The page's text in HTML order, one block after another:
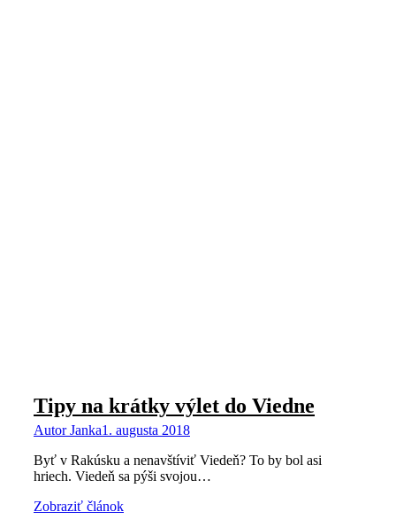
Tipy na krátky výlet do Viedne
AutorJanka1. augusta 2018
Byť v Rakúsku a nenavštíviť Viedeň? To by bol asi
hriech. Viedeň sa pýši svojou…
Zobraziť článok